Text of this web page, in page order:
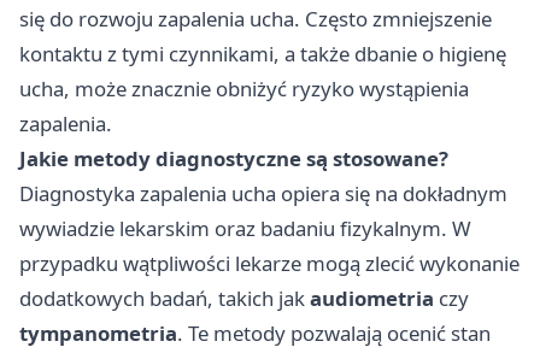
się do rozwoju zapalenia ucha. Często zmniejszenie
kontaktu z tymi czynnikami, a także dbanie o higienę
ucha, może znacznie obniżyć ryzyko wystąpienia
zapalenia.
Jakie metody diagnostyczne są stosowane?
Diagnostyka zapalenia ucha opiera się na dokładnym
wywiadzie lekarskim oraz badaniu fizykalnym. W
przypadku wątpliwości lekarze mogą zlecić wykonanie
dodatkowych badań, takich jakaudiometria czy
tympanometria. Te metody pozwalają ocenić stan